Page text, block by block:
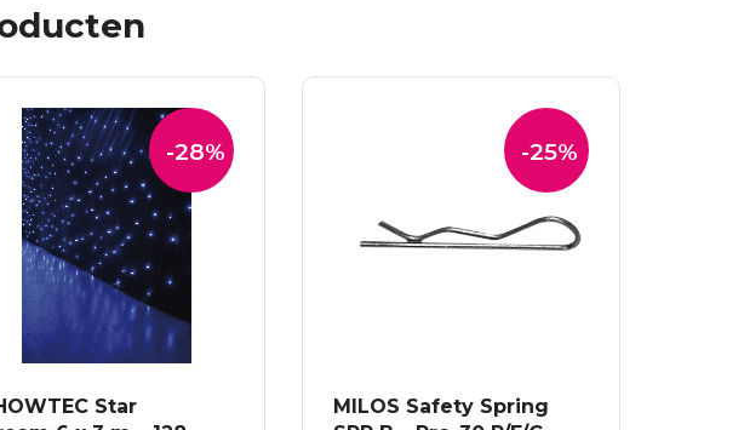
-28%
Star
-25%
MILOS Safety Spring